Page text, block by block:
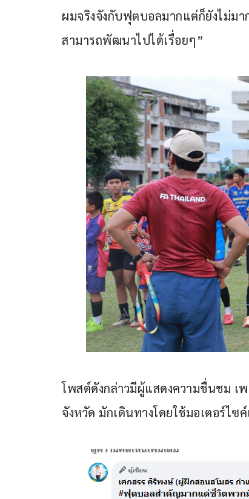
ผมจริงจังกับฟุตบอลมากแต่ก็ยังไม่ม
สามารถพัฒนาไปได้เรื่อยๆ”
โพสต์ดังกล่าวมีผู้แสดงความชื่นชม เ
จังหวัด มักเดินทางโดยใช้มอเตอร์ไซ